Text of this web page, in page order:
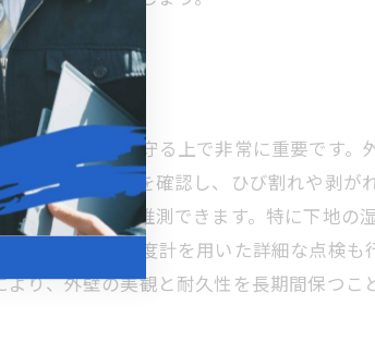
物の耐久性を守る上で非常に重要です。
塗装材の状態を確認し、ひび割れや剥が
の浸入経路を推測できます。特に下地の
線カメラや湿度計を用いた詳細な点検も
り、外壁の美観と耐久性を長期間保つこ